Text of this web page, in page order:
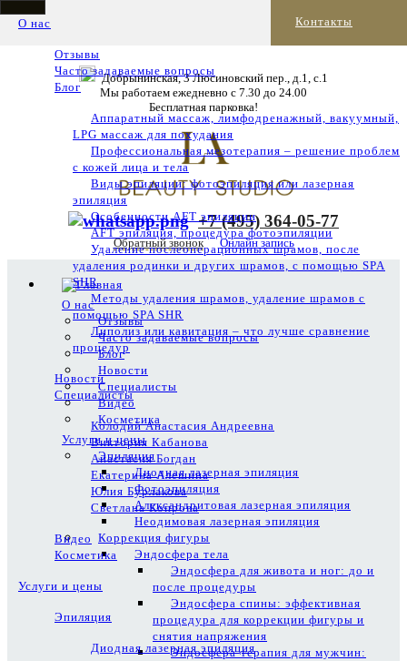
Добрынинская, 3 Люсиновский пер., д.1, с.1
Мы работаем ежедневно с 7.30 до 24.00
Бесплатная парковка!
+7 (495) 364-05-77
Обратный звонок Онлайн запись
О нас
Отзывы
Часто задаваемые вопросы
Блог
Аппаратный массаж, лимфодренажный, вакуумный,
LPG массаж для похудания
Профессиональная мезотерапия – решение проблем
с кожей лица и тела
Виды эпиляции: фотоэпиляция или лазерная
эпиляция
Особенности AFT эпиляции
AFT эпиляция, процедура фотоэпиляции
Удаление послеоперационных шрамов, после
удаления родинки и других шрамов, с помощью SPA
SHR
Методы удаления шрамов, удаление шрамов с
помощью SPA SHR
Липолиз или кавитация – что лучше сравнение
процедур
Новости
Специалисты
Колодий Анастасия Андреевна
Виктория Кабанова
Анастасия Богдан
Екатерина Алешина
Юлия Бурлакова
Светлана Копрова
Видео
Косметика
Услуги и цены
Эпиляция
Диодная лазерная эпиляция
Контакты
О нас
Отзывы
Часто задаваемые вопросы
Блог
Новости
Специалисты
Видео
Косметика
Услуги и цены
Эпиляция
Диодная лазерная эпиляция
Фотоэпиляция
Александритовая лазерная эпиляция
Неодимовая лазерная эпиляция
Коррекция фигуры
Эндосфера тела
Эндосфера для живота и ног: до и
после процедуры
Эндосфера спины: эффективная
процедура для коррекции фигуры и
снятия напряжения
Эндосфера-терапия для мужчин: